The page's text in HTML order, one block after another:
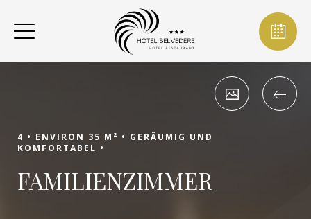
4 • ENVIRON 35 M² • GERÄUMIG UND
KOMFORTABEL •
FAMILIENZIMMER